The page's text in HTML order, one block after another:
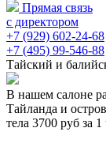
Прямая связь
с директором
+7 (929) 602-24-68
+7 (495) 99-546-88
Тайский и
В нашем салоне
Тайланда и
тела 3700 руб за 1